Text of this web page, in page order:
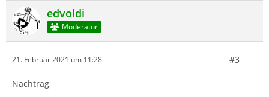
edvoldi
Moderator
21. Februar 2021 um 11:28 #3
Nachtrag,